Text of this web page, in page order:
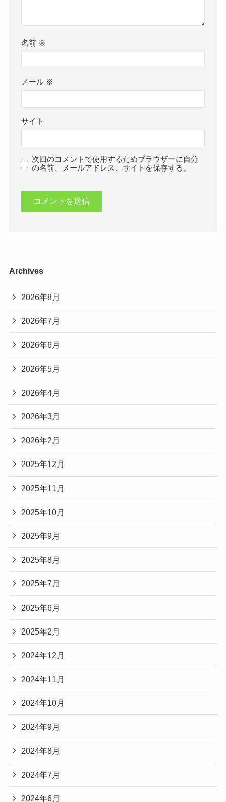
名前 ※
メール ※
サイト
次回のコメントで使用するためブラウザーに自分
の名前、メールアドレス、サイトを保存する。
Archives
2026年8月
2026年7月
2026年6月
2026年5月
2026年4月
2026年3月
2026年2月
2025年12月
2025年11月
2025年10月
2025年9月
2025年8月
2025年7月
2025年6月
2025年2月
2024年12月
2024年11月
2024年10月
2024年9月
2024年8月
2024年7月
2024年6月